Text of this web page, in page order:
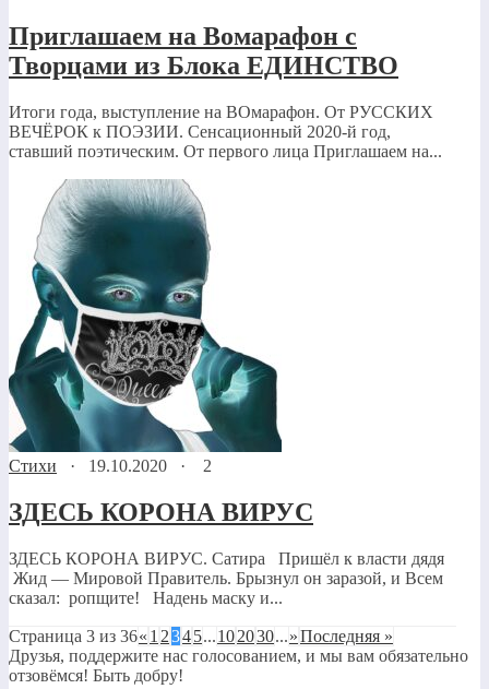
Приглашаем на Вомарафон с
Творцами из Блока ЕДИНСТВО
Итоги года, выступление на ВОмарафон. От РУССКИХ
ВЕЧЁРОК к ПОЭЗИИ. Сенсационный 2020-й год,
ставший поэтическим. От первого лица Приглашаем на...
Стихи · 19.10.2020 · 2
ЗДЕСЬ КОРОНА ВИРУС
ЗДЕСЬ КОРОНА ВИРУС. Сатира Пришёл к власти дядя
Жид — Мировой Правитель. Брызнул он заразой, и Всем
сказал: ропщите! Надень маску и...
Страница 3 из 36« 1 2345...102030...»Последняя »
Друзья, поддержите нас голосованием, и мы вам обязательно
отзовёмся! Быть добру!